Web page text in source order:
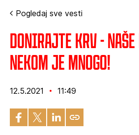
Pogledaj sve vesti
Donirajte krv - naše
nekom je mnogo!
12.5.2021 11:49